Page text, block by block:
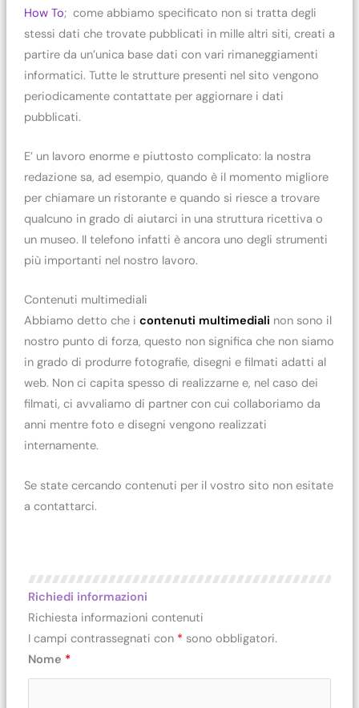
How To; come abbiamo specificato non si tratta degli
stessi dati che trovate pubblicati in mille altri siti, creati a
partire da un’unica base dati con vari rimaneggiamenti
informatici. Tutte le strutture presenti nel sito vengono
periodicamente contattate per aggiornare i dati
pubblicati.
E’ un lavoro enorme e piuttosto complicato: la nostra
redazione sa, ad esempio, quando è il momento migliore
per chiamare un ristorante e quando si riesce a trovare
qualcuno in grado di aiutarci in una struttura ricettiva o
un museo. Il telefono infatti è ancora uno degli strumenti
più importanti nel nostro lavoro.
Contenuti multimediali
Abbiamo detto che i contenuti multimediali non sono il
nostro punto di forza, questo non significa che non siamo
in grado di produrre fotografie, disegni e filmati adatti al
web. Non ci capita spesso di realizzarne e, nel caso dei
filmati, ci avvaliamo di partner con cui collaboriamo da
anni mentre foto e disegni vengono realizzati
internamente.
Se state cercando contenuti per il vostro sito non esitate
a contattarci.
Richiedi informazioni
Richiesta informazioni contenuti
I campi contrassegnati con * sono obbligatori.
Nome *